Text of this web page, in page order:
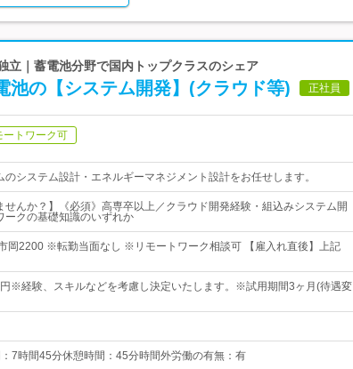
立｜蓄電池分野で国内トップクラスのシェア
池の【システム開発】(クラウド等) 正社員
ートワーク可
システム設計・エネルギーマネジメント設計をお任せします。
せんか？】《必須》高専卒以上／クラウド開発経験・組込みシステム開
ークの基礎知識のいずれか
岡2200 ※転勤当面なし ※リモートワーク相談可 【雇入れ直後】上記
※経験、スキルなどを考慮し決定いたします。※試用期間3ヶ月(待遇変
7時間45分休憩時間：45分時間外労働の有無：有